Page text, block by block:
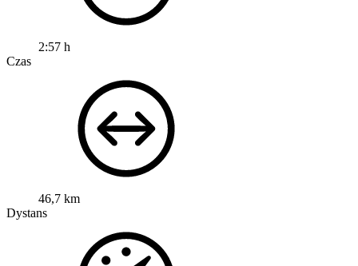
2:57 h
Czas
46,7 km
Dystans